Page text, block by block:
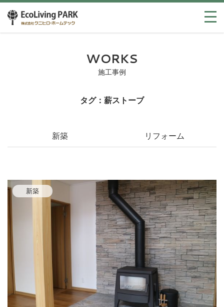
WORKS
施工事例
タグ：薪ストーブ
新築 リフォーム
新築